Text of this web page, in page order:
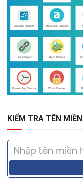
KIỂM TRA TÊN MIỀN